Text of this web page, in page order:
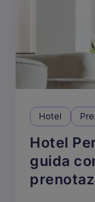
Hotel
Hotel
guida